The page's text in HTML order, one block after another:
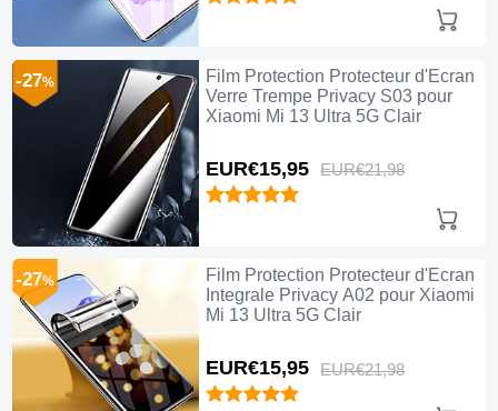
Film Protection Protecteur d'Ecran
Verre Trempe Privacy S03 pour
Xiaomi Mi 13 Ultra 5G Clair
EUR€15,95 EUR€21,98
-27%
Film Protection Protecteur d'Ecran
Integrale Privacy A02 pour Xiaomi
Mi 13 Ultra 5G Clair
EUR€15,95 EUR€21,98
-27%